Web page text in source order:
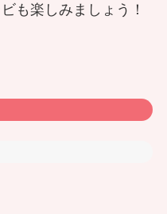
も楽しみましょう！